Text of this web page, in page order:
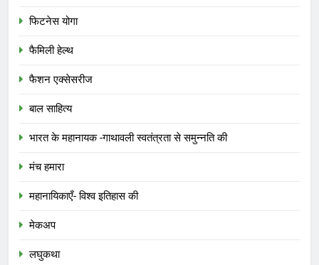
फिटनेस योगा
फैमिली हेल्थ
फैशन एक्सेसरीज
बाल साहित्य
भारत के महानायक -गाथावली स्वतंत्रता से समुन्नति की
मंच हमारा
महानायिकाएँ- विश्व इतिहास की
मेकअप
लघुकथा